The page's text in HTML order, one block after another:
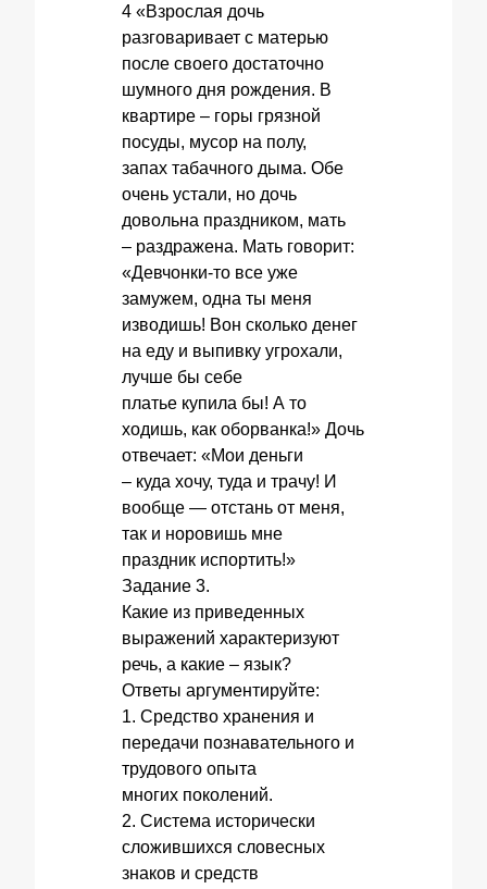
4 «Взрослая дочь
разговаривает с матерью
после своего достаточно
шумного дня рождения. В
квартире – горы грязной
посуды, мусор на полу,
запах табачного дыма. Обе
очень устали, но дочь
довольна праздником, мать
– раздражена. Мать говорит:
«Девчонки-то все уже
замужем, одна ты меня
изводишь! Вон сколько денег
на еду и выпивку угрохали,
лучше бы себе
платье купила бы! А то
ходишь, как оборванка!» Дочь
отвечает: «Мои деньги
– куда хочу, туда и трачу! И
вообще — отстань от меня,
так и норовишь мне
праздник испортить!»
Задание 3.
Какие из приведенных
выражений характеризуют
речь, а какие – язык?
Ответы аргументируйте:
1. Средство хранения и
передачи познавательного и
трудового опыта
многих поколений.
2. Система исторически
сложившихся словесных
знаков и средств